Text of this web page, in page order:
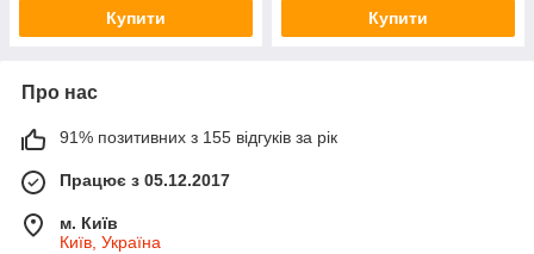
Купити Купити
Про нас
91% позитивних з 155 відгуків за рік
Працює з 05.12.2017
м. Київ
Київ, Україна